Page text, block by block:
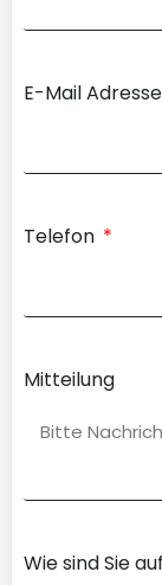
E-Mail Adresse
Telefon
Mitteilung
Wie sind Sie